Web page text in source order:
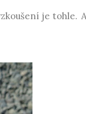
je tohle.